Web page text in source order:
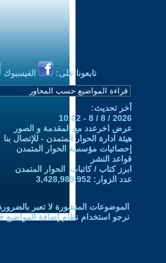
تابعونا على: الفيسبوك
أخر تحديث:
2026 / 8 / 8 - 10:02
عرض اخرعدد مع المقدمة و الصور
هيئة ادارة الحوار المتمدن - للإتصال بنا
إحصائيات مؤسسة الحوار المتمدن
قواعد النشر
ابرز كتاب / كاتبات الحوار المتمدن
عدد الزوار: 3,428,989,952
الموضوعات المنشورة لا تعبر
نرجو استخدام نظام إضافة المواضيع